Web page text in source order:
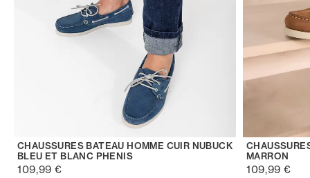
CHAUSSURES BATEAU HOMME CUIR NUBUCK
BLEU ET BLANC PHENIS
109,99 €
MARRON
109,99 €